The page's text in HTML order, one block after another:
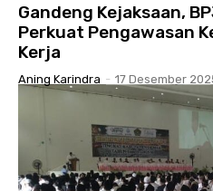
Gandeng Kejaksaan,
Perkuat Pengawasan
Kerja
Aning Karindra - 17 Desember